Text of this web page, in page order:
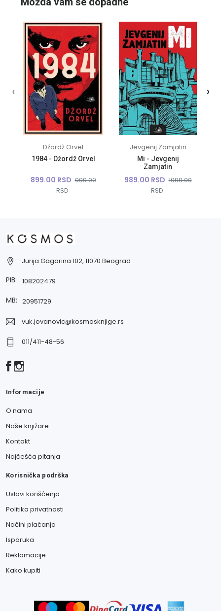
Džordž Orvel
1984 - Džordž Orvel
899.00 RSD 999.00
RSD
Jevgenij Zamjatin
Mi - Jevgenij
Zamjatin
989.00 RSD 1099.00
RSD
‹ ›
Jurija Gagarina 102, 11070 Beograd
PIB: 108202479
MB: 20951729
vuk.jovanovic@kosmosknjige.rs
011/411-48-56
Informacije
O nama
Naše knjižare
Kontakt
Najčešća pitanja
Korisnička podrška
Uslovi korišćenja
Politika privatnosti
Načini plaćanja
Isporuka
Reklamacije
Kako kupiti